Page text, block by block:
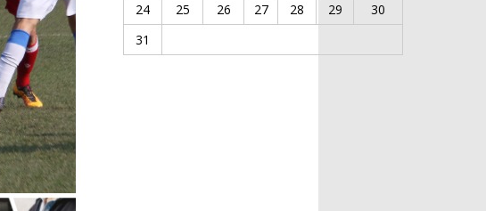
24
25 26 27 28 29
30
31